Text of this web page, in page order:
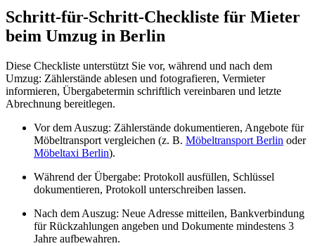
Schritt-für-Schritt-Checkliste für Mieter
beim Umzug in Berlin
Diese Checkliste unterstützt Sie vor, während und nach dem
Umzug: Zählerstände ablesen und fotografieren, Vermieter
informieren, Übergabetermin schriftlich vereinbaren und letzte
Abrechnung bereitlegen.
Vor dem Auszug: Zählerstände dokumentieren, Angebote für
Möbeltransport vergleichen (z. B. Möbeltransport Berlin oder
Möbeltaxi Berlin).
Während der Übergabe: Protokoll ausfüllen, Schlüssel
dokumentieren, Protokoll unterschreiben lassen.
Nach dem Auszug: Neue Adresse mitteilen, Bankverbindung
für Rückzahlungen angeben und Dokumente mindestens 3
Jahre aufbewahren.